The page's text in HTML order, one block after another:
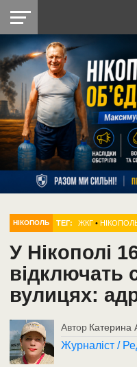
НІКОПОЛЬ
РАЙОН
СІЧЕСЛАВСЬКА
УКРАЇНА
РЕТРО
НІКОПОЛЬ
ЛАЙТ
УКРАЇНА
ДОПОМОГА
РАДІО
НІКОПОЛЬ ТЕГ: ЖКГ •
У Нікополі
відключать
вулицях:
Автор Катерина
Журналіст /